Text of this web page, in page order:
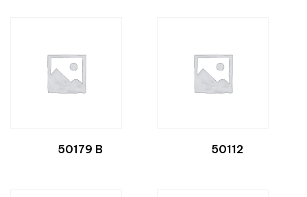
50179 B 50112